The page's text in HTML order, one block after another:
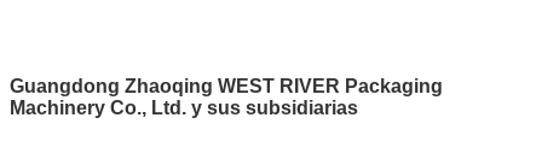
Guangdong Zhaoqing WEST RIVER Packaging
Machinery Co., Ltd. y sus subsidiarias